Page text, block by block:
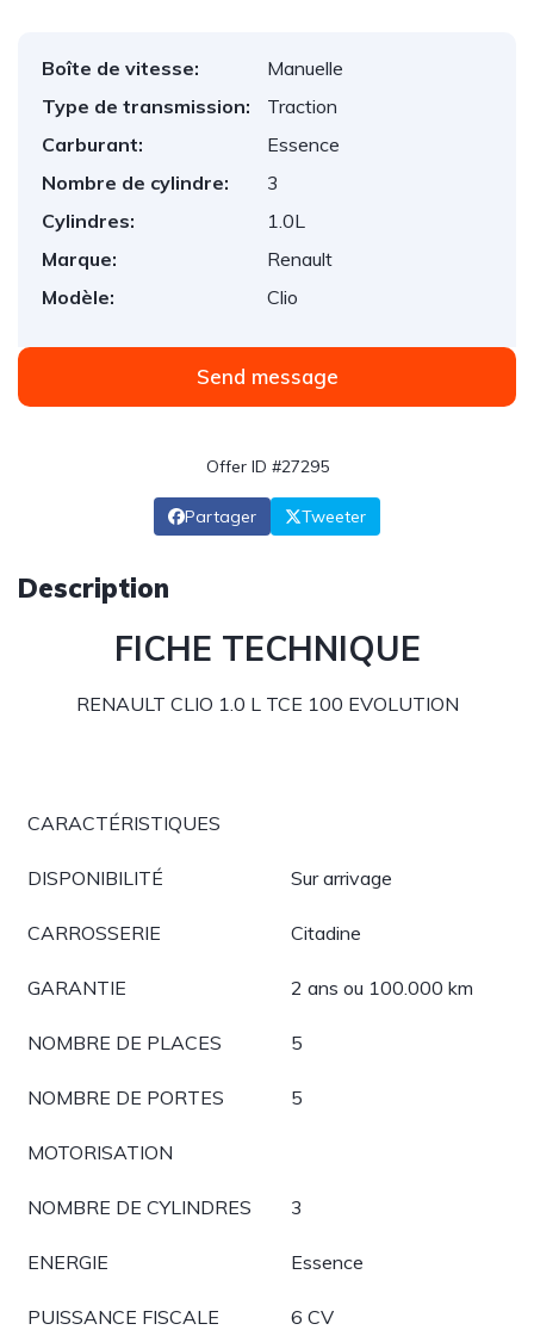
Boîte de vitesse:
Manuelle
Type de transmission:
Traction
Carburant:
Essence
Nombre de cylindre:
3
Cylindres:
1.0L
Marque:
Renault
Modèle:
Clio
Send message
Offer ID #27295
Partager Tweeter
Description
FICHE TECHNIQUE
RENAULT CLIO 1.0 L TCE 100 EVOLUTION
CARACTÉRISTIQUES
DISPONIBILITÉ Sur arrivage
CARROSSERIE Citadine
GARANTIE 2 ans ou 100.000 km
NOMBRE DE PLACES 5
NOMBRE DE PORTES 5
MOTORISATION
NOMBRE DE CYLINDRES 3
ENERGIE Essence
PUISSANCE FISCALE 6 CV